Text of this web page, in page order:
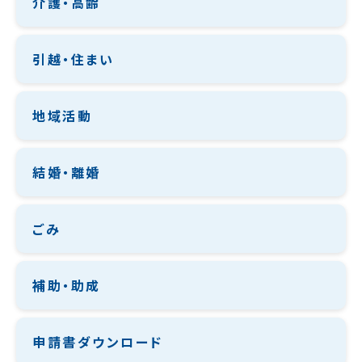
引越・住まい
地域活動
結婚・離婚
ごみ
補助・助成
申請書ダウンロード